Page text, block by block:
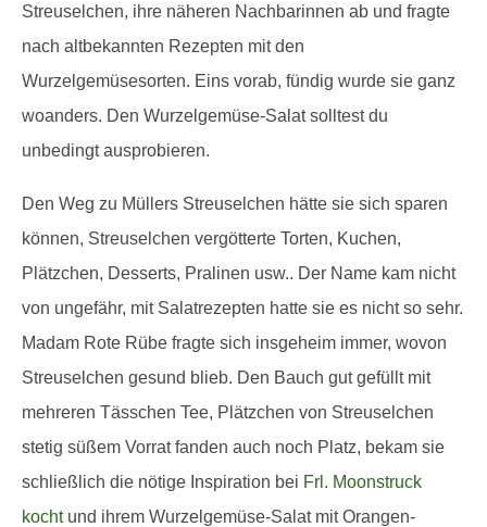
Streuselchen, ihre näheren Nachbarinnen ab und fragte
nach altbekannten Rezepten mit den
Wurzelgemüsesorten. Eins vorab, fündig wurde sie ganz
woanders. Den Wurzelgemüse-Salat solltest du
unbedingt ausprobieren.
Den Weg zu Müllers Streuselchen hätte sie sich sparen
können, Streuselchen vergötterte Torten, Kuchen,
Plätzchen, Desserts, Pralinen usw.. Der Name kam nicht
von ungefähr, mit Salatrezepten hatte sie es nicht so sehr.
Madam Rote Rübe fragte sich insgeheim immer, wovon
Streuselchen gesund blieb. Den Bauch gut gefüllt mit
mehreren Tässchen Tee, Plätzchen von Streuselchen
stetig süßem Vorrat fanden auch noch Platz, bekam sie
schließlich die nötige Inspiration bei Frl. Moonstruck
kochtund ihrem Wurzelgemüse-Salat mit Orangen-